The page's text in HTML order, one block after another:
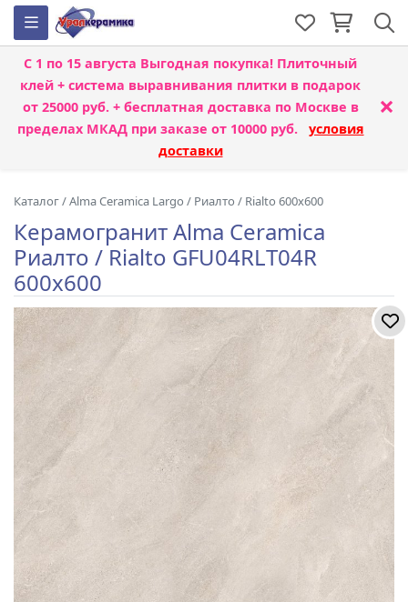
С 1 по 15 августа Выгодная покупка! Плиточный
клей + система выравнивания плитки в подарок
от 25000 руб. + бесплатная доставка по Москве в
пределах МКАД при заказе от 10000 руб. условия
доставки
×
Каталог/Alma Ceramica Largo / Риалто / Rialto 600x600
Керамогранит Alma Ceramica
Риалто / Rialto GFU04RLT04R
600x600